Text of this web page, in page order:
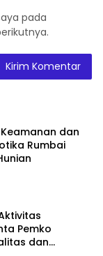
pada
dan
Rumbai
Pemko
dan